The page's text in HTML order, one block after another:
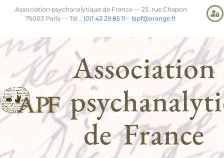
Association psychanalytique de France — 23, rue Chapon
75003 Paris — Tél. : (0)1 43 29 85 11 – lapf@orange.fr
Association
de France